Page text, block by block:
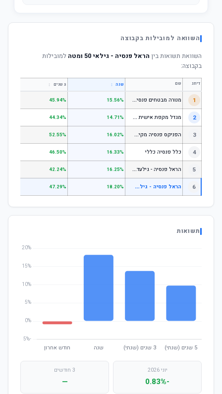
השוואה למובילות בקבוצה
השוואת תשואות בין הראל פנסיה - גילאי 50 ומטה
למובילות
בקבוצה:
דירוג שם שנה ↕ 3 שנים ↕
1 מ
נורה מבטחים פנסיה - כללי 15.56%
45.94%
2 מ
גדל מקפת אישית כללי 14.71%
44.34%
3 ה
פניקס פנסיה מקיפה - מסלול לבני 50 ומטה 16.02%
52.55%
4 כלל פנסיה כללי 16.33%
46.50%
5 ה
ראל פנסיה - גילעד כללי 16.25%
42.24%
6 ה
ראל פנסיה - גילאי 50 ומטה 18.20%
47.29%
תשואות
יוני 2026
-0.83%
3 חודשים
—